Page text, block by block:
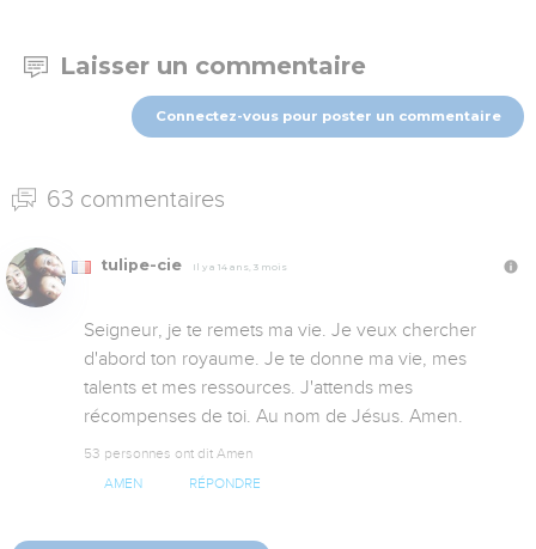
Laisser un commentaire
Connectez-vous pour poster un commentaire
63 commentaires
tulipe-cie Il y a 14 ans, 3 mois
Seigneur, je te remets ma vie. Je veux chercher
d'abord ton royaume. Je te donne ma vie, mes
talents et mes ressources. J'attends mes
récompenses de toi. Au nom de Jésus. Amen.
53 personnes ont dit Amen
AMEN RÉPONDRE